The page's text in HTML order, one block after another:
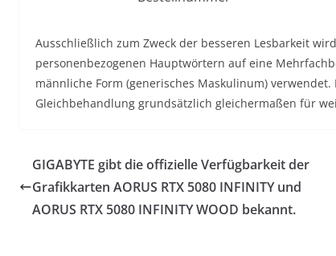
Ausschließlich zum Zweck der besseren Lesbarkeit
personenbezogenen Hauptwörtern auf eine
männliche Form (generisches Maskulinum)
Gleichbehandlung grundsätzlich gleichermaßen für
GIGABYTE gibt die offizielle Verfügbarkeit der
Grafikkarten AORUS RTX 5080 INFINITY und
AORUS RTX 5080 INFINITY WOOD bekannt.